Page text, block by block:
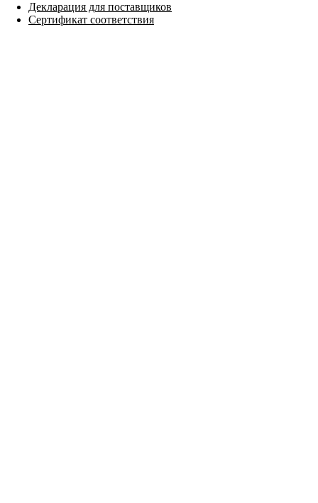
Декларация для поставщиков
Сертификат соответствия